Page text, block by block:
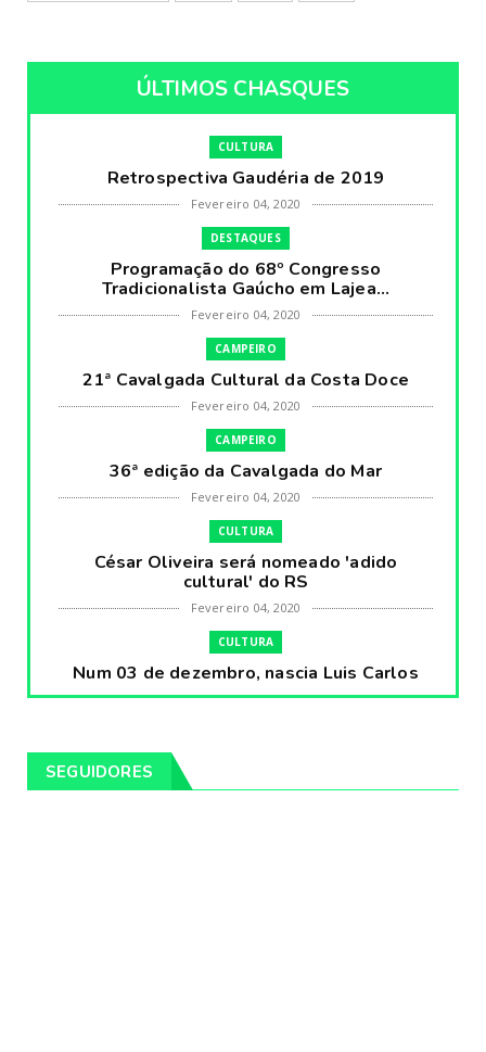
ÚLTIMOS CHASQUES
CULTURA
Retrospectiva Gaudéria de 2019
Fevereiro 04, 2020
DESTAQUES
Programação do 68º Congresso
Tradicionalista Gaúcho em Lajea...
Fevereiro 04, 2020
CAMPEIRO
21ª Cavalgada Cultural da Costa Doce
Fevereiro 04, 2020
CAMPEIRO
36ª edição da Cavalgada do Mar
Fevereiro 04, 2020
CULTURA
César Oliveira será nomeado 'adido
cultural' do RS
Fevereiro 04, 2020
CULTURA
Num 03 de dezembro, nascia Luis Carlos
Prestes, o Cavaleiro ...
Pintores da Temática Gauchesca - parte
SEGUIDORES